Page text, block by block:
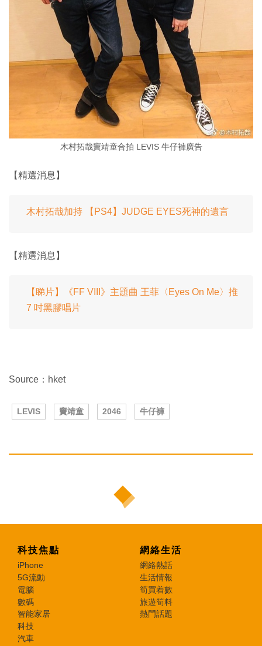
木村拓哉竇靖童合拍 LEVIS 牛仔褲廣告
【精選消息】
木村拓哉加持 【PS4】JUDGE EYES死神的遺言
【精選消息】
【睇片】《FF VIII》主題曲 王菲〈Eyes On Me〉推
7 吋黑膠唱片
Source：hket
LEVIS 竇靖童 2046 牛仔褲
科技焦點
iPhone
5G流動
電腦
數碼
智能家居
科技
汽車
網絡生活
網絡熱話
生活情報
筍買着數
旅遊筍料
熱門話題